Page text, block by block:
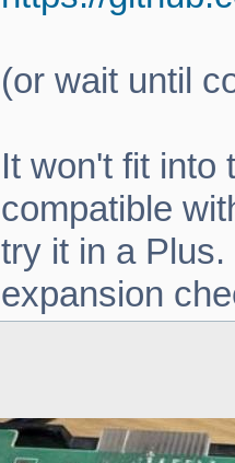
(or wait until
It won't fit into
compatible
try it in a
expansion